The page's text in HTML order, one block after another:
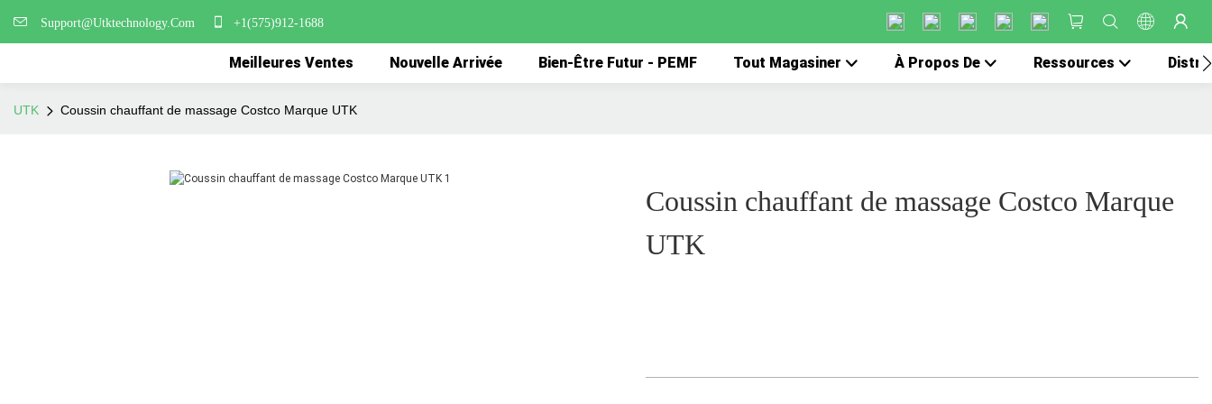
Support@Utktechnology.Com +1(575)912-1688
Meilleures Ventes Nouvelle Arrivée Bien-Être Futur - PEMF Tout Magasiner À Propos De Ressources
UTK Coussin chauffant de massage Costco Marque UTK
Coussin chauffant de massage Costco Marque
UTK